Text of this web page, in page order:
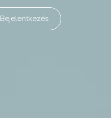
Bejelentkezés